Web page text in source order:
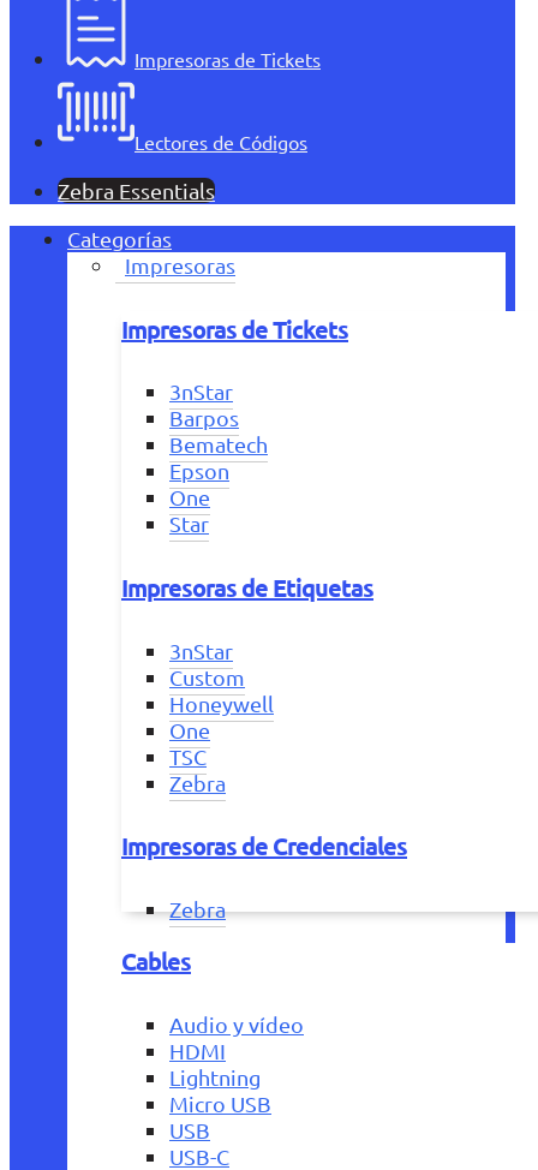
Impresoras de Tickets
Lectores de Códigos
Zebra Essentials
Categorías
Impresoras
Impresoras de Tickets
3nStar
Barpos
Bematech
Epson
One
Star
Impresoras de Etiquetas
3nStar
Custom
Honeywell
One
TSC
Zebra
Impresoras de Credenciales
Zebra
Cables
Audio y vídeo
HDMI
Lightning
Micro USB
USB
USB-C